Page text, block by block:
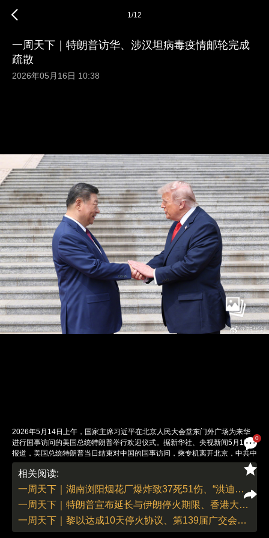
0
1/12
一周天下｜特朗普访华、涉汉坦病毒疫情邮轮完成
疏散
2026年05月16日 10:38
2026年5月14日上午，国家主席习近平在北京人民大会堂东门外广场为来华
进行国事访问的美国总统特朗普举行欢迎仪式。据新华社、央视新闻5月15日
报道，美国总统特朗普当日结束对中国的国事访问，乘专机离开北京，中共中
央政治局委员、外交部长王毅到机场送行。特朗普于5月13日晚7时50分许
乘“空军一号”抵达北京，中国国家副主席韩正在机场迎接。14日上午，习近平
在人民大会堂为特朗普举行欢迎仪式并举行双边会谈，双方同意构建“中美建
设性战略稳定关系”，就经贸、台湾、伊朗等问题深入交换意见。当日下午，
两国元首共同参观天坛。当晚，习近平为特朗普举行欢迎国宴。15日上午，
习近平在钓鱼台国宾馆瀛台与特朗普举行茶叙和工作午餐。图：新华社
责任编辑：李丛汛 | 版面编辑：李丛汛
相关阅读:
一周天下｜湖南浏阳烟花厂爆炸致37死51伤、“洪迪厄斯”号邮轮汉坦病毒疫情持续
一周天下｜特朗普宣布延长与伊朗停火期限、香港大埔宏福苑受灾居民首次返家
一周天下｜黎以达成10天停火协议、第139届广交会开幕